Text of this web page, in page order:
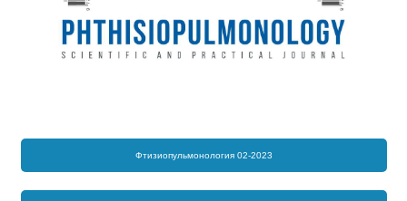
Фтизиопульмонология 02-2023